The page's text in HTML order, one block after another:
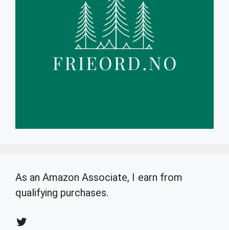
As an Amazon Associate, I earn from
qualifying purchases.
Twitter